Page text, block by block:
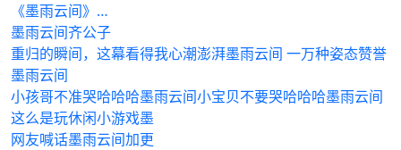
《墨雨云间》…
墨雨云间齐公子
重归的瞬间，这幕看得我心潮澎湃墨雨云间 一万种姿态赞誉
墨雨云间
小孩哥不准哭哈哈哈墨雨云间小宝贝不要哭哈哈哈墨雨云间
这么是玩休闲小游戏墨
网友喊话墨雨云间加更